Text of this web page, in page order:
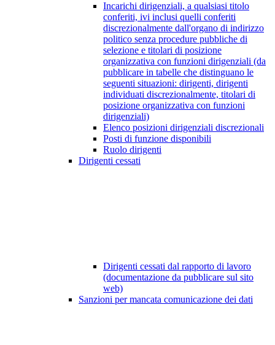
Incarichi dirigenziali, a qualsiasi titolo
conferiti, ivi inclusi quelli conferiti
discrezionalmente dall'organo di indirizzo
politico senza procedure pubbliche di
selezione e titolari di posizione
organizzativa con funzioni dirigenziali (da
pubblicare in tabelle che distinguano le
seguenti situazioni: dirigenti, dirigenti
individuati discrezionalmente, titolari di
posizione organizzativa con funzioni
dirigenziali)
Elenco posizioni dirigenziali discrezionali
Posti di funzione disponibili
Ruolo dirigenti
Dirigenti cessati
Dirigenti cessati dal rapporto di lavoro
(documentazione da pubblicare sul sito
web)
Sanzioni per mancata comunicazione dei dati